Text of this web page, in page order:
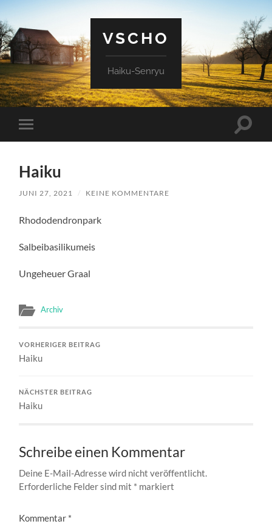
VSCHO
Haiku-Senryu
Mobile-
Menü
Haiku
JUNI 27, 2021 / KEINE KOMMENTARE
Rhododendronpark
Salbeibasilikumeis
Ungeheuer Graal
Archiv
VORHERIGER BEITRAG
Haiku
NÄCHSTER BEITRAG
Haiku
Schreibe einen Kommentar
Deine E-Mail-Adresse wird nicht veröffentlicht.
Erforderliche Felder sind mit * markiert
Kommentar *